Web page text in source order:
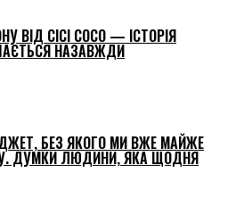
ВІД CICI COCO — ІСТОРІЯ
НАЗАВЖДИ
БЕЗ ЯКОГО МИ ВЖЕ МАЙЖЕ
ДУМКИ ЛЮДИНИ, ЯКА ЩОДНЯ